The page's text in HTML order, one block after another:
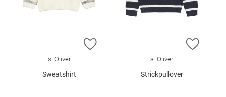
ZUR WUNSCHLISTE HINZUFÜGEN
s. Oliver
Sweatshirt
ZUR
s. Oliver
Strickpullover